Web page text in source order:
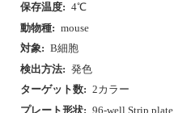
保存温度: 4℃
動物種: mouse
対象: B細胞
検出方法: 発色
ターゲット数: 2カラー
プレート形状: 96-well Strip plate